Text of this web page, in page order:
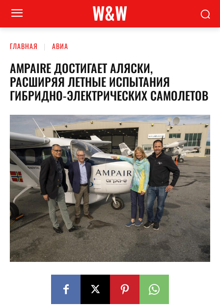
W&W
ГЛАВНАЯ АВИА
AMPAIRE ДОСТИГАЕТ АЛЯСКИ,
РАСШИРЯЯ ЛЕТНЫЕ ИСПЫТАНИЯ
ГИБРИДНО-ЭЛЕКТРИЧЕСКИХ САМОЛЕТОВ